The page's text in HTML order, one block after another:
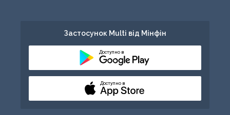
Застосунок Multi від Мінфін
Доступно в
Доступно в